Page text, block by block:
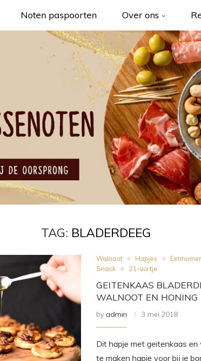
Noten paspoorten Over ons
TAG: BLADERDEEG
Walnoot Hapjes
Snack
21-uurtje
GEITENKAAS
WALNOOT EN HONING
byadmin 3 mei 2018
Dit hapje met geitenkaas
te maken hapje voor bij je